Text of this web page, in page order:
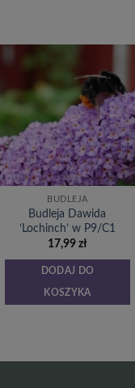
Dodaj
do
listy
życzeń
BUDLEJA
Budleja Dawida
‘Lochinch’ w P9/C1
17,99 zł
DODAJ DO
KOSZYKA